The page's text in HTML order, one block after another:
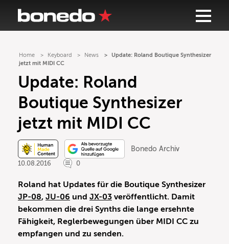
Home Keyboard News
Update: Roland Boutique Synthesizer
jetzt mit MIDI CC
Update: Roland
Boutique Synthesizer
jetzt mit MIDI CC
Bonedo Archiv
10.08.2016
0
Roland hat Updates für die Boutique Synthesizer
JP-08, JU-06 und JX-03 veröffentlicht. Damit
bekommen die drei Synths die lange ersehnte
Fähigkeit, Reglerbewegungen über MIDI CC zu
empfangen und zu senden.